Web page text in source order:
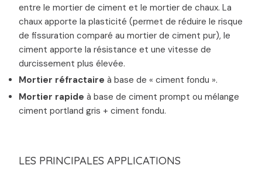
entre le mortier de ciment et le mortier de chaux. La
chaux apporte la plasticité (permet de réduire le risque
de fissuration comparé au mortier de ciment pur), le
ciment apporte la résistance et une vitesse de
durcissement plus élevée.
Mortier réfractaire à base de « ciment fondu ».
Mortier rapide à base de ciment prompt ou mélange
ciment portland gris + ciment fondu.
LES PRINCIPALES APPLICATIONS